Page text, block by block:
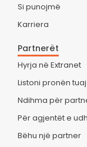
Si punojmë
Karriera
Partnerët
Hyrja në Extranet
Listoni pronën tuaj
Ndihma për
Për agjentët e
Bëhu një partner